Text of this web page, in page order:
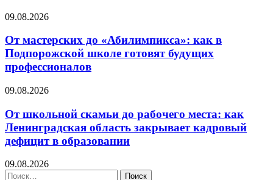
09.08.2026
От мастерских до «Абилимпикса»: как в
Подпорожской школе готовят будущих
профессионалов
09.08.2026
От школьной скамьи до рабочего места: как
Ленинградская область закрывает кадровый
дефицит в образовании
09.08.2026
Найти: